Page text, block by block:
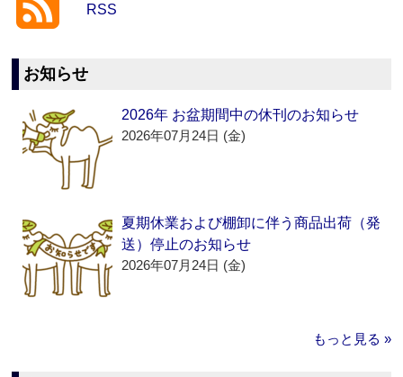
RSS
お知らせ
2026年 お盆期間中の休刊のお知らせ
2026年07月24日 (金)
夏期休業および棚卸に伴う商品出荷（発
送）停止のお知らせ
2026年07月24日 (金)
もっと見る »